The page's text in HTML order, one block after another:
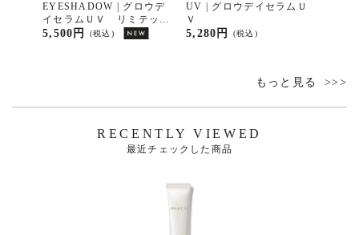
EYESHADOW | グロウデ
イセラムＵＶ リミテッド
キット
(税込)
5,500円
UV | グロウデイセラムＵ
Ｖ
(税込)
5,280円
もっと見る
RECENTLY VIEWED
最近チェックした商品